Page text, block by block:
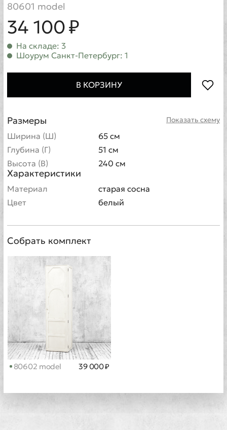
80601 model
34 100 ₽
На складе: 3
Шоурум Санкт-Петербург: 1
В КОРЗИНУ
Показать схему
Размеры
Ширина (Ш)
65 см
Глубина (Г)
51 см
Высота (В)
240 см
Характеристики
Материал
старая сосна
Цвет
белый
Собрать комплект
80602 model 39 000 ₽